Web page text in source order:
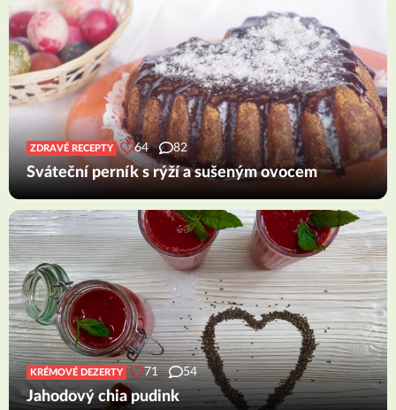
ZDRAVÉ RECEPTY 64 82
Sváteční perník s rýží a sušeným ovocem
KRÉMOVÉ DEZERTY 71 54
Jahodový chia pudink